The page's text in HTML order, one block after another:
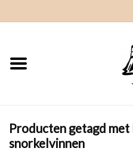
Home
Kleding
Producten getagd
snorkelvinnen